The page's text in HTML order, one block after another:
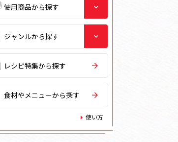
レシピ特集から探す
食材やメニューから探す
使い方